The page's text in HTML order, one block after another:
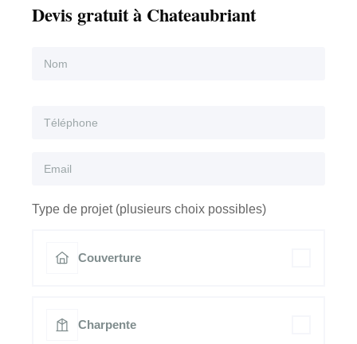
Devis gratuit à Chateaubriant
Type de projet (plusieurs choix possibles)
Couverture
Charpente